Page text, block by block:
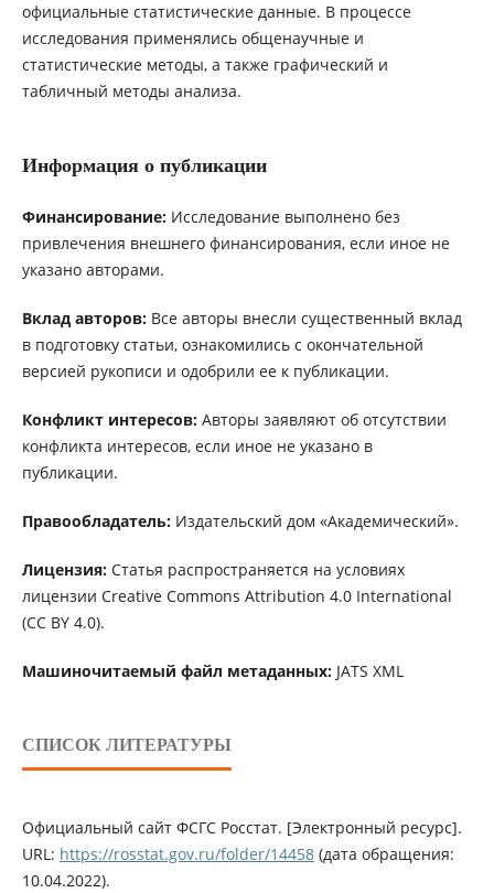
официальные статистические данные. В процессе
исследования применялись общенаучные и
статистические методы, а также графический и
табличный методы анализа.
Информация о публикации
Финансирование:Исследование выполнено без
привлечения внешнего финансирования, если иное не
указано авторами.
Вклад авторов:Все авторы внесли существенный вклад
в подготовку статьи, ознакомились с окончательной
версией рукописи и одобрили ее к публикации.
Конфликт интересов:Авторы заявляют об отсутствии
конфликта интересов, если иное не указано в
публикации.
Правообладатель:Издательский дом «Академический».
Лицензия:Статья распространяется на условиях
лицензии Creative Commons Attribution 4.0 International
(CC BY 4.0).
Машиночитаемый файл метаданных:JATS XML
СПИСОК ЛИТЕРАТУРЫ
Официальный сайт ФСГС Росстат. [Электронный ресурс].
URL: https://rosstat.gov.ru/folder/14458(дата обращения:
10.04.2022).